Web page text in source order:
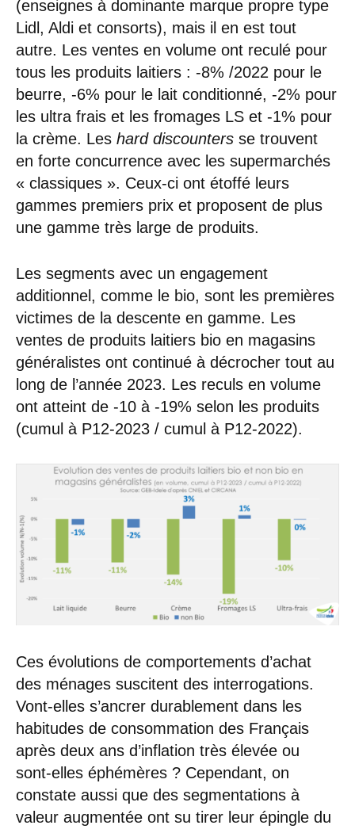
(enseignes à dominante marque propre type
Lidl, Aldi et consorts), mais il en est tout
autre. Les ventes en volume ont reculé pour
tous les produits laitiers : -8% /2022 pour le
beurre, -6% pour le lait conditionné, -2% pour
les ultra frais et les fromages LS et -1% pour
la crème. Les hard discounters se trouvent
en forte concurrence avec les supermarchés
« classiques ». Ceux-ci ont étoffé leurs
gammes premiers prix et proposent de plus
une gamme très large de produits.
Les segments avec un engagement
additionnel, comme le bio, sont les premières
victimes de la descente en gamme. Les
ventes de produits laitiers bio en magasins
généralistes ont continué à décrocher tout au
long de l’année 2023. Les reculs en volume
ont atteint de -10 à -19% selon les produits
(cumul à P12-2023 / cumul à P12-2022).
Ces évolutions de comportements d’achat
des ménages suscitent des interrogations.
Vont-elles s’ancrer durablement dans les
habitudes de consommation des Français
après deux ans d’inflation très élevée ou
sont-elles éphémères ? Cependant, on
constate aussi que des segmentations à
valeur augmentée ont su tirer leur épingle du